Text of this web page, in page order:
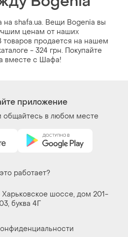
shafa.ua. Вещи Bogenia вы
ценам от наших
товаров продается на нашем
- 324 грн. Покупайте
вместе с Шафа!
приложение
общайтесь в любом месте
работает?
Харьковское шоссе, дом 201-
буква 4Г